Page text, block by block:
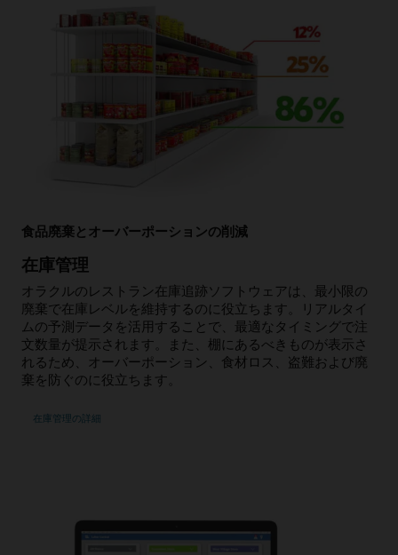
食品廃棄とオーバーポーションの削減
在庫管理
オラクルのレストラン在庫追跡ソフトウェアは、最小限の
廃棄で在庫レベルを維持するのに役立ちます。リアルタイ
ムの予測データを活用することで、最適なタイミングで注
文数量が提示されます。また、棚にあるべきものが表示さ
れるため、オーバーポーション、食材ロス、盗難および廃
棄を防ぐのに役立ちます。
在庫管理の詳細